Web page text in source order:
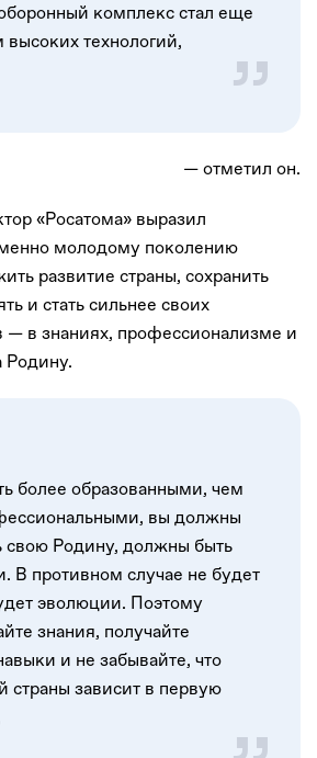
комплекс стал еще
технологий,
— отметил он.
«Росатома» выразил
молодому поколению
развитие страны, сохранить
и стать сильнее своих
— в знаниях, профессионализме и
Родину.
более образованными, чем
вы должны
свою Родину, должны быть
В противном случае не будет
эволюции. Поэтому
знания, получайте
и не забывайте, что
зависит в первую